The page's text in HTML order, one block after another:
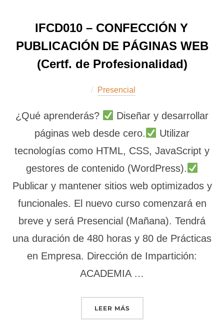
IFCD010 – CONFECCIÓN Y
PUBLICACIÓN DE PÁGINAS WEB
(Certf. de Profesionalidad)
Presencial
¿Qué aprenderás?
Diseñar y desarrollar
páginas web desde cero.
Utilizar
tecnologías como HTML, CSS, JavaScript y
gestores de contenido (WordPress).
Publicar y mantener sitios web optimizados y
funcionales. El nuevo curso comenzará en
breve y será Presencial (Mañana). Tendrá
una duración de 480 horas y 80 de Prácticas
en Empresa. Dirección de Impartición:
ACADEMIA …
LEER MÁS«IFCD010 – CONFECCIÓN